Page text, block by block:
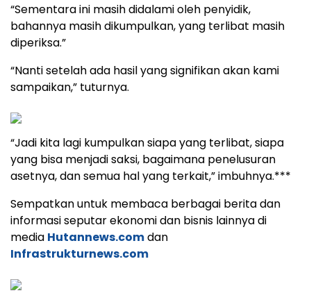
“Sementara ini masih didalami oleh penyidik,
bahannya masih dikumpulkan, yang terlibat masih
diperiksa.”
“Nanti setelah ada hasil yang signifikan akan kami
sampaikan,” tuturnya.
“Jadi kita lagi kumpulkan siapa yang terlibat, siapa
yang bisa menjadi saksi, bagaimana penelusuran
asetnya, dan semua hal yang terkait,” imbuhnya.***
Sempatkan untuk membaca berbagai berita dan
informasi seputar ekonomi dan bisnis lainnya di
media Hutannews.comdan
Infrastrukturnews.com